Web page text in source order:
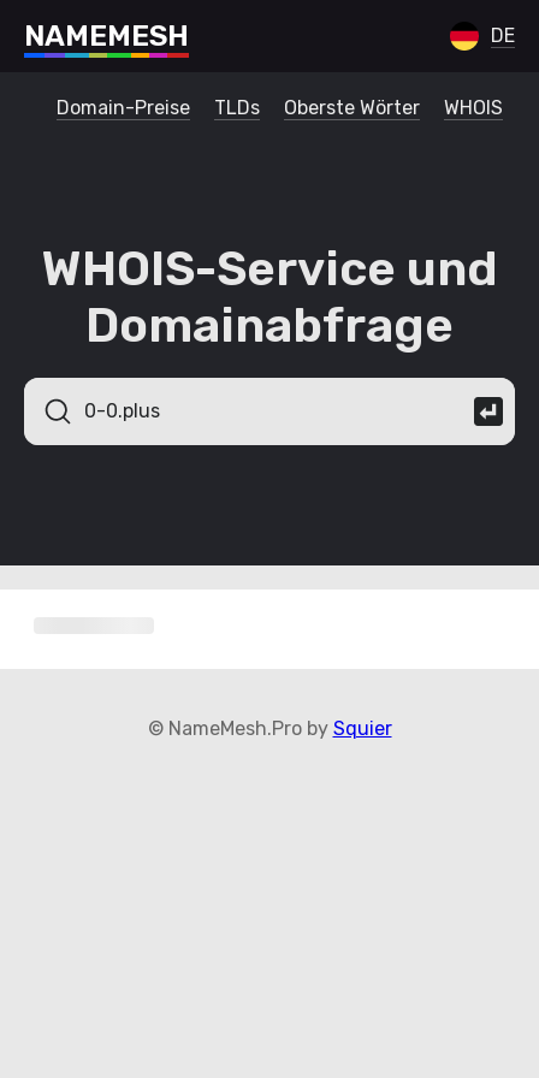
NAMEMESH DE
Domain-Preise TLDs Oberste Wörter WHOIS
WHOIS-Service und
Domainabfrage
© NameMesh.Pro by Squier